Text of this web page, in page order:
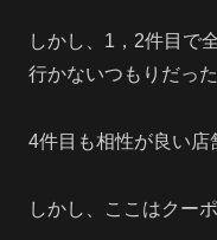
しかし、1，2件目で
行かないつもりだっ
4件目も相性が良い店
しかし、ここはクー